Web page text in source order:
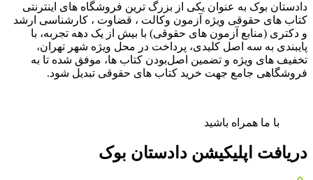
دادستان بوک به عنوان یکی از بزرگ ترین فروشگاه های اینترنتی
کتاب های حقوقی ویژه آزمون وکالت ، قضاوت ، کارشناسی ارشد
و دکتری (منابع آزمون های حقوقی) با بیش از یک دهه تجربه، با
پایبندی به سه اصل کلیدی، پرداخت در محل ویژه شهر تهران،
تخفیف های ویژه و تضمین اصل‌بودن کتاب ها، موفق شده تا به
فروشگاهی جامع جهت خرید کتاب های حقوقی تبدیل شود.
با ما همراه باشید
دریافت اپلیکیشن دادستان بوک